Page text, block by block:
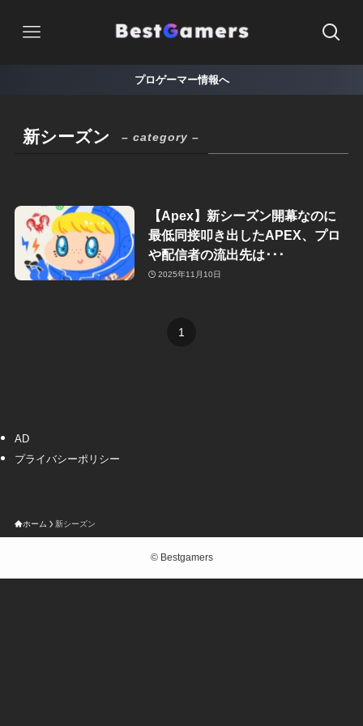
プロゲーマー情報へ
新シーズン – category –
【Apex】新シーズン開幕なのに
最低同接叩き出したAPEX、プロ
や配信者の流出先は･･･
2025年11月10日
1
AD
プライバシーポリシー
ホーム 新シーズン
©Bestgamers